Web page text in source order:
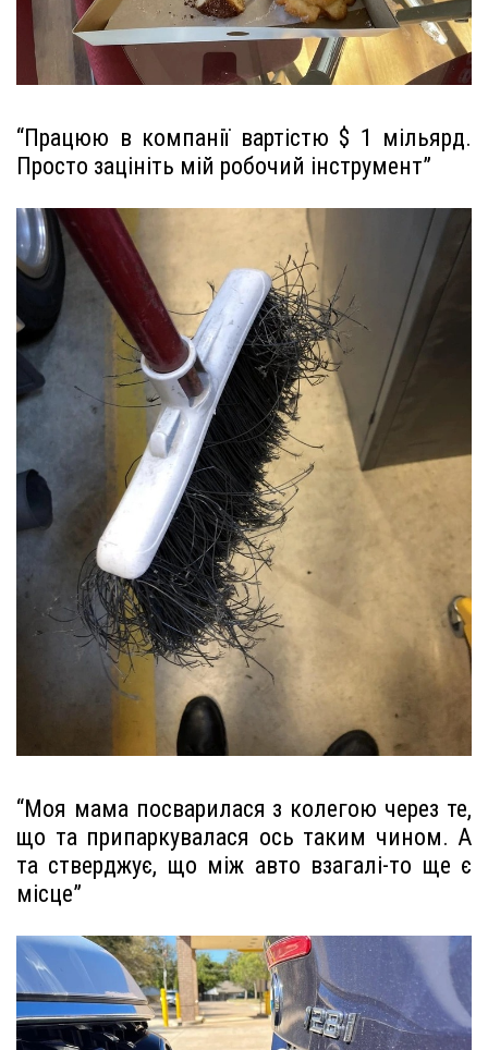
“Працюю в компанії вартістю $ 1 мільярд.
Просто зацініть мій робочий інструмент”
“Моя мама посварилася з колегою через те,
що та припаркувалася ось таким чином. А
та стверджує, що між авто взагалі-то ще є
місце”